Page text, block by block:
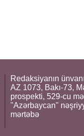
Redaksiyanın
AZ 1073, Bakı-73,
prospekti, 529-cu
"Azərbaycan"
mərtəbə